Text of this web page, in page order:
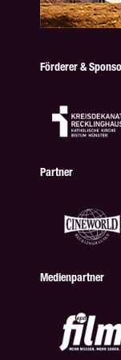
Förderer &
Partner
Medienpartner